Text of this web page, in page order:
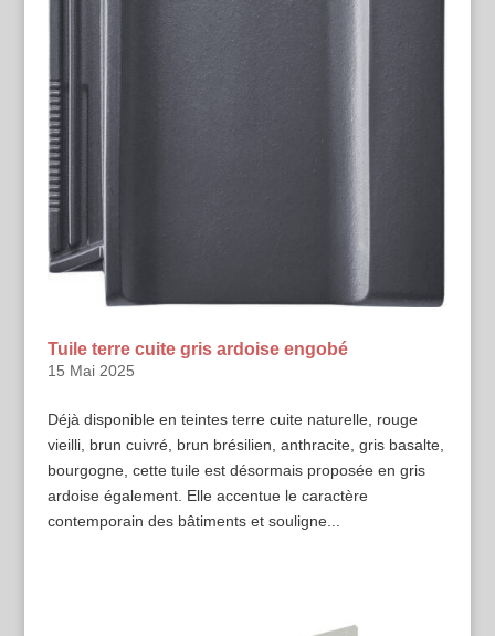
Tuile terre cuite gris ardoise engobé
15 Mai 2025
Déjà disponible en teintes terre cuite naturelle, rouge
vieilli, brun cuivré, brun brésilien, anthracite, gris basalte,
bourgogne, cette tuile est désormais proposée en gris
ardoise également. Elle accentue le caractère
contemporain des bâtiments et souligne...